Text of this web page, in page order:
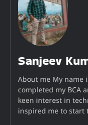
Sanjeev
About me My name
completed my BCA
keen interest in
inspired me to start